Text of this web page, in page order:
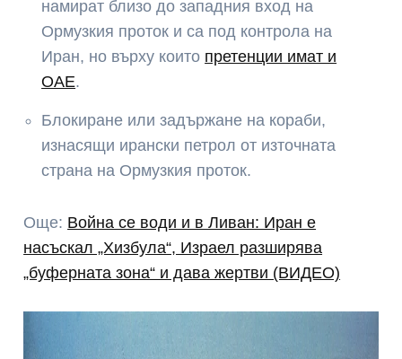
намират близо до западния вход на
Ормузкия проток и са под контрола на
Иран, но върху които претенции имат и
ОАЕ.
Блокиране или задържане на кораби,
изнасящи ирански петрол от източната
страна на Ормузкия проток.
Още: Война се води и в Ливан: Иран е
насъскал „Хизбула“, Израел разширява
„буферната зона“ и дава жертви (ВИДЕО)